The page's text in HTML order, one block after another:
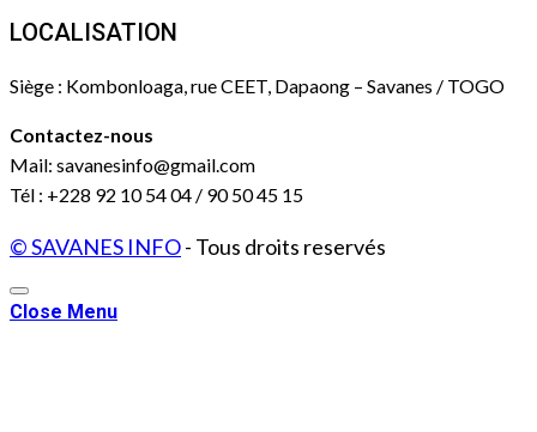
LOCALISATION
Siège : Kombonloaga, rue CEET, Dapaong – Savanes / TOGO
Contactez-nous
Mail: savanesinfo@gmail.com
Tél : +228 92 10 54 04 / 90 50 45 15
© SAVANES INFO- Tous droits reservés
Close Menu